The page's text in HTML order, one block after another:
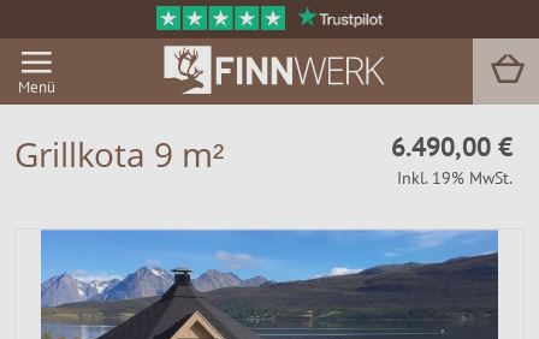
Menü
Garten & Outdoor
Grillkota 9 m² 6.490,00 €
Inkl. 19% MwSt.